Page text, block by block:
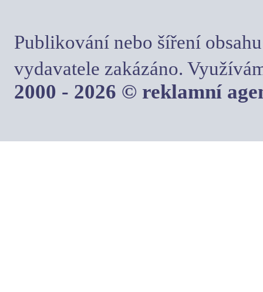
Publikování nebo šíření
vydavatele zakázáno.
2000 - 2026 © reklamní